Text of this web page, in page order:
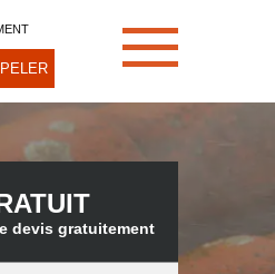
devis gratuitement